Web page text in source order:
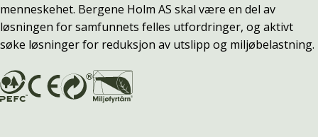
menneskehet. Bergene Holm AS skal være en del av
løsningen for samfunnets felles utfordringer, og aktivt
søke løsninger for reduksjon av utslipp og miljøbelastning.